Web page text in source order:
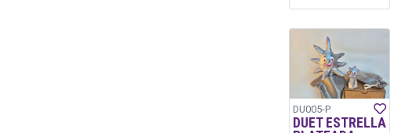
DU005-P
DUET ESTRELLA